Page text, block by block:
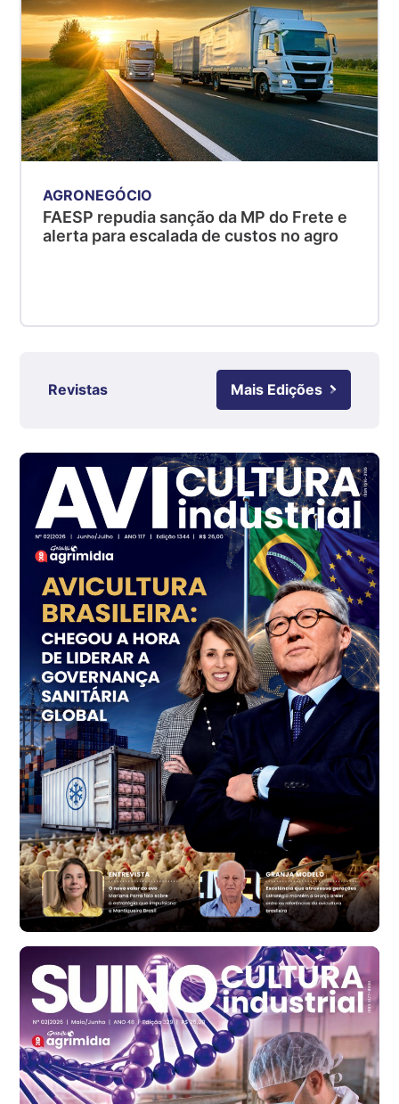
Suíno - Estadual
MG
R$ 5,05
kg
Suíno - Estadual
PR
R$ 4,53
kg
Suíno - Estadual
SC
R$ 4,48
R$ 4,63
Ovo Branco - Regional
Ovo Branco - Regional
Branco
R$ 145,34
cx
Ovo Vermelho - Regional
Grande São Paulo (SP)
R$ 155,59
cx
Ovo Vermelho - Regional
Vermelho
R$ 159,31
cx
Ovo Branco - Regional
Bastos (SP)
R$ 134,40
cx
Ovo Vermelho - Regional
Bastos (SP)
R$ 147,87
cx
Frango - Indicador
R$ 7,13
kg
Frango - Indicador
SP
R$ 7,15
kg
AGRONEGÓCIO
FAESP repudia sanção da MP do Frete e
alerta para escalada de custos no agro
Revistas Mais Edições